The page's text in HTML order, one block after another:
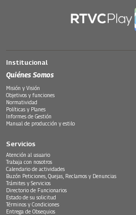
Institucional
Quiénes Somos
Misión y Visión
Objetivos y funciones
Normatividad
Políticas y Planes
Informes de Gestión
Manual de producción y estilo
Servicios
Atención al usuario
Trabaja con nosotros
Calendario de actividades
Buzón Peticiones, Quejas, Reclamos y Denuncias
Trámites y Servicios
Directorio de Funcionarios
Estado de su solicitud
Términos y Condiciones
Entrega de Obsequios